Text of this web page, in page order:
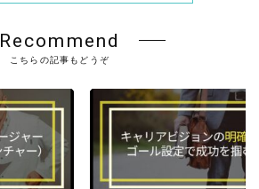
Recommend
こちらの記事もどうぞ